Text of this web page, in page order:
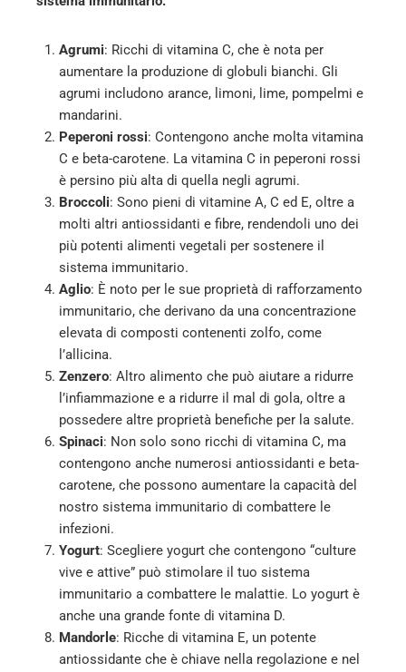
Agrumi: Ricchi di vitamina C, che è nota per
aumentare la produzione di globuli bianchi. Gli
agrumi includono arance, limoni, lime, pompelmi e
mandarini.
Peperoni rossi: Contengono anche molta vitamina
C e beta-carotene. La vitamina C in peperoni rossi
è persino più alta di quella negli agrumi.
Broccoli: Sono pieni di vitamine A, C ed E, oltre a
molti altri antiossidanti e fibre, rendendoli uno dei
più potenti alimenti vegetali per sostenere il
sistema immunitario.
Aglio: È noto per le sue proprietà di rafforzamento
immunitario, che derivano da una concentrazione
elevata di composti contenenti zolfo, come
l’allicina.
Zenzero: Altro alimento che può aiutare a ridurre
l’infiammazione e a ridurre il mal di gola, oltre a
possedere altre proprietà benefiche per la salute.
Spinaci: Non solo sono ricchi di vitamina C, ma
contengono anche numerosi antiossidanti e beta-
carotene, che possono aumentare la capacità del
nostro sistema immunitario di combattere le
infezioni.
Yogurt: Scegliere yogurt che contengono “culture
vive e attive” può stimolare il tuo sistema
immunitario a combattere le malattie. Lo yogurt è
anche una grande fonte di vitamina D.
Mandorle: Ricche di vitamina E, un potente
antiossidante che è chiave nella regolazione e nel